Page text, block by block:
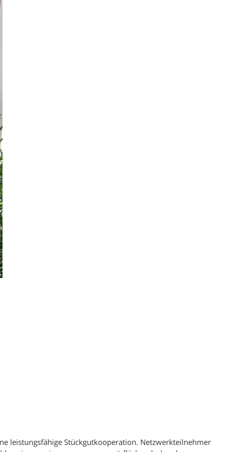
leistungsfähige Stückgutkooperation. Netzwerkteilnehmer